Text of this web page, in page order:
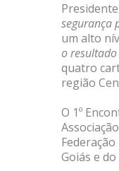
segurança
um alto
o
quatro
região
O 1º
Goiás e